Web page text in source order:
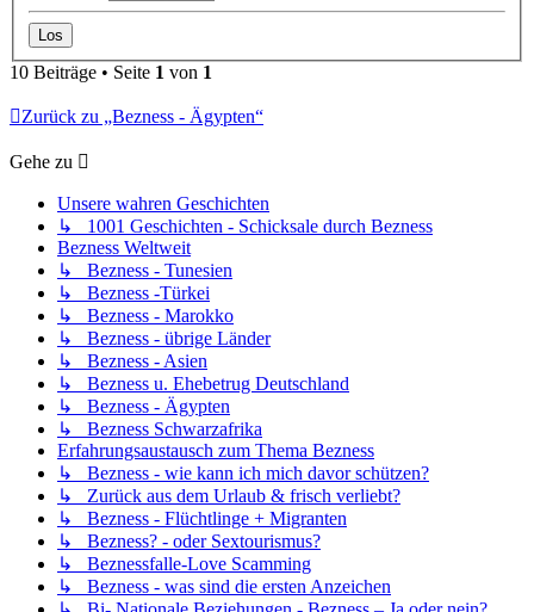
10 Beiträge • Seite 1 von 1
Zurück zu „Bezness - Ägypten“
Gehe zu
Unsere wahren Geschichten
↳ 1001 Geschichten - Schicksale durch Bezness
Bezness Weltweit
↳ Bezness - Tunesien
↳ Bezness -Türkei
↳ Bezness - Marokko
↳ Bezness - übrige Länder
↳ Bezness - Asien
↳ Bezness u. Ehebetrug Deutschland
↳ Bezness - Ägypten
↳ Bezness Schwarzafrika
Erfahrungsaustausch zum Thema Bezness
↳ Bezness - wie kann ich mich davor schützen?
↳ Zurück aus dem Urlaub & frisch verliebt?
↳ Bezness - Flüchtlinge + Migranten
↳ Bezness? - oder Sextourismus?
↳ Beznessfalle-Love Scamming
↳ Bezness - was sind die ersten Anzeichen